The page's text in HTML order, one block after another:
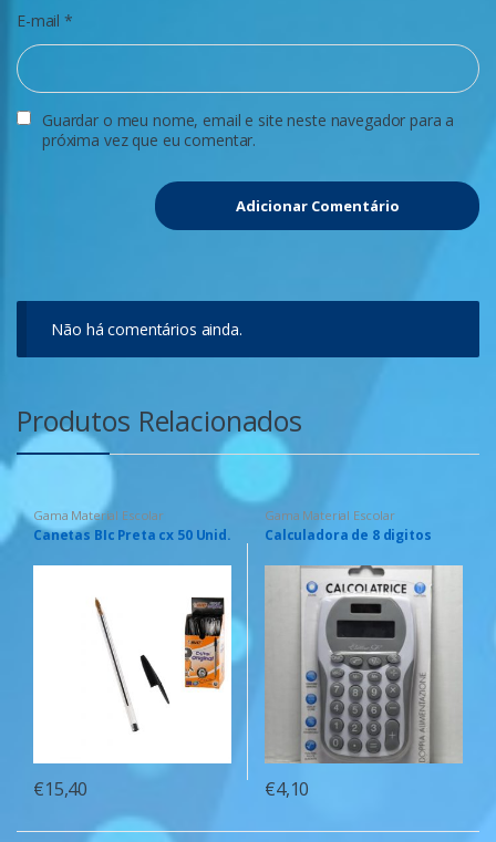
E-mail*
Guardar o meu nome, email e site neste navegador para a
próxima vez que eu comentar.
Não há comentários ainda.
Produtos Relacionados
Gama Material Escolar
Canetas BIc Preta cx 50 Unid.
€15,40
Gama Material Escolar
Calculadora de 8 digitos
€4,10